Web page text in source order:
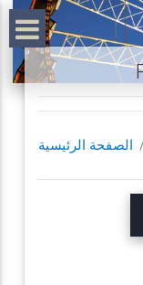
الصفحة الرئيسية